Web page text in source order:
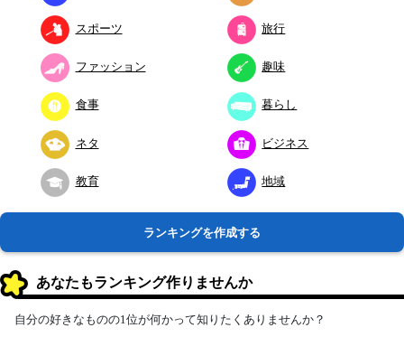
スポーツ 旅行
ファッション 趣味
食事 暮らし
ネタ ビジネス
教育 地域
ランキングを作成する
あなたもランキング作りませんか
自分の好きなものの1位が何かって知りたくありませんか？